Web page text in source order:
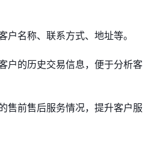
户名称、联系方式、地址等。
户的历史交易信息，便于分析客
售前售后服务情况，提升客户服